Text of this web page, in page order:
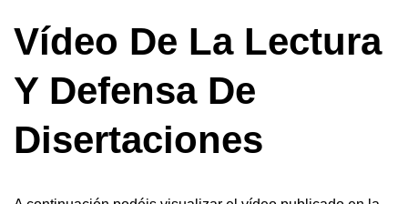
Vídeo De La Lectura
Y Defensa De
Disertaciones